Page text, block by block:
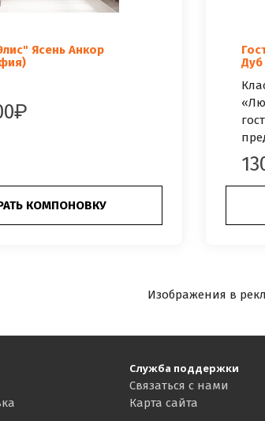
Ясень Анкор
КОМПОНОВКУ
Изображения в
Служба поддержки
Связаться с нами
Карта сайта